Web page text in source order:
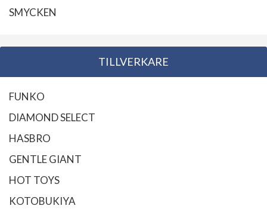
SMYCKEN
TILLVERKARE
FUNKO
DIAMOND SELECT
HASBRO
GENTLE GIANT
HOT TOYS
KOTOBUKIYA